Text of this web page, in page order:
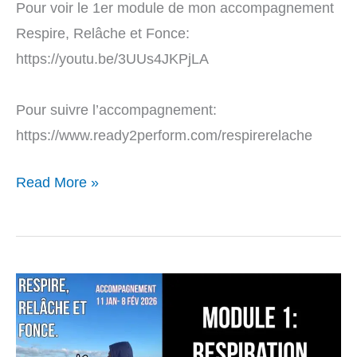
Pour voir le 1er module de mon accompagnement
Respire, Relâche et Fonce:
https://youtu.be/3UUs4JKPjLA
Pour suivre l’accompagnement:
https://www.ready2perform.com/respirerelache
Read More »
Sur
ma
chaîne